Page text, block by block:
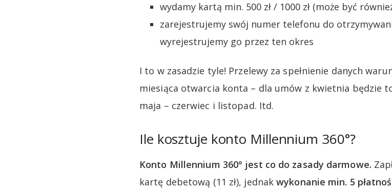
wydamy kartą min. 500 zł / 1000 zł (może być
zarejestrujemy swój numer telefonu do
wyrejestrujemy go przez ten okres
I to w zasadzie tyle! Przelewy za spełnienie danych
miesiąca otwarcia konta – dla umów z kwietnia będzie
maja – czerwiec i listopad. Itd.
Ile kosztuje konto Millennium 360°?
Konto Millennium 360° jest co do zasady darmowe.
kartę debetową (11 zł), jednakwykonanie min. 5